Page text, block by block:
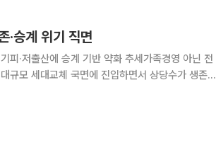
·승계 위기 직면
피·저출산에 승계 기반 약화 추세가족경영 아닌 전
고 있다. 컨설팅업